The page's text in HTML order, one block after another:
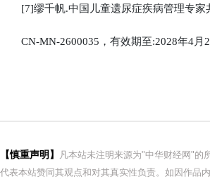
[7]缪千帆.中国儿童遗尿症疾病管理专家
CN-MN-2600035，有效期至:2028年4月
【慎重声明】
凡本站未注明来源为"中华财经网"的
代表本站赞同其观点和对其真实性负责。如因作品